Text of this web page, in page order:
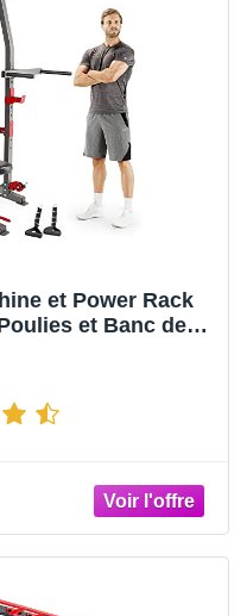
et Power Rack
et Banc de